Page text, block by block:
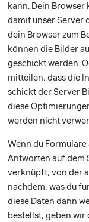
kann. Dein Browser
damit unser Server
dein Browser zum
können die Bilder
geschickt werden.
mitteilen, dass die
schickt der Server
diese
werden nicht
Wenn du
Antworten auf dem
verknüpft, von der
nachdem, was du
diese Daten dann
bestellst, geben wir